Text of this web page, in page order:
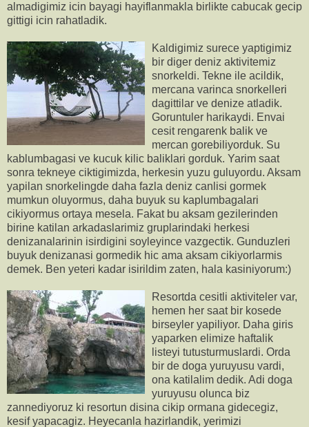
almadigimiz icin bayagi hayiflanmakla birlikte cabucak gecip
gittigi icin rahatladik.
Kaldigimiz surece yaptigimiz
bir diger deniz aktivitemiz
snorkeldi. Tekne ile acildik,
mercana varinca snorkelleri
dagittilar ve denize atladik.
Goruntuler harikaydi. Envai
cesit rengarenk balik ve
mercan gorebiliyorduk. Su
kablumbagasi ve kucuk kilic baliklari gorduk. Yarim saat
sonra tekneye ciktigimizda, herkesin yuzu guluyordu. Aksam
yapilan snorkelingde daha fazla deniz canlisi gormek
mumkun oluyormus, daha buyuk su kaplumbagalari
cikiyormus ortaya mesela. Fakat bu aksam gezilerinden
birine katilan arkadaslarimiz gruplarindaki herkesi
denizanalarinin isirdigini soyleyince vazgectik. Gunduzleri
buyuk denizanasi gormedik hic ama aksam cikiyorlarmis
demek. Ben yeteri kadar isirildim zaten, hala kasiniyorum:)
Resortda cesitli aktiviteler var,
hemen her saat bir kosede
birseyler yapiliyor. Daha giris
yaparken elimize haftalik
listeyi tutusturmuslardi. Orda
bir de doga yuruyusu vardi,
ona katilalim dedik. Adi doga
yuruyusu olunca biz
zannediyoruz ki resortun disina cikip ormana gidecegiz,
kesif yapacagiz. Heyecanla hazirlandik, yerimizi